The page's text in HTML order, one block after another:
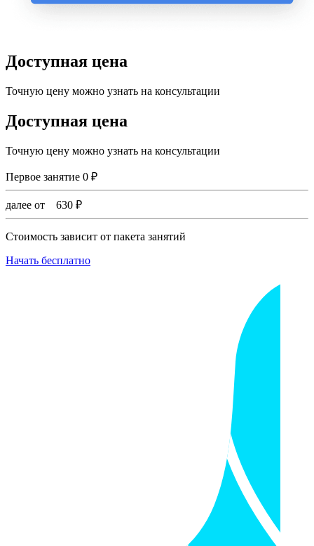
Доступная цена
Точную цену можно узнать на консультации
Доступная цена
Точную цену можно узнать на консультации
Первое занятие 0 ₽
далее от 630 ₽
Стоимость зависит от пакета занятий
Начать бесплатно